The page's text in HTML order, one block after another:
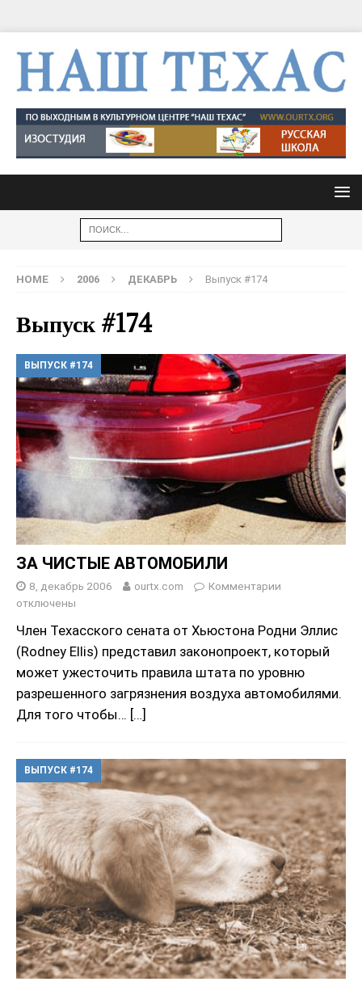
HOME 2006 ДЕКАБРЬ Выпуск #174
Выпуск #174
ВЫПУСК #174
ЗА ЧИСТЫЕ АВТОМОБИЛИ
8, декабрь 2006 ourtx.com
Комментарии
отключены
Член Техасского сената от Хьюстона Родни Эллис
(Rodney Ellis) представил законопроект, который
может ужесточить правила штата по уровню
разрешенного загрязнения воздуха автомобилями.
Для того чтобы… […]
ВЫПУСК #174